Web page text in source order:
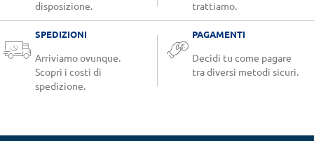
disposizione.
trattiamo.
SPEDIZIONI
Arriviamo ovunque.
Scopri i costi di
spedizione.
PAGAMENTI
Decidi tu come pagare
tra diversi metodi sicuri.